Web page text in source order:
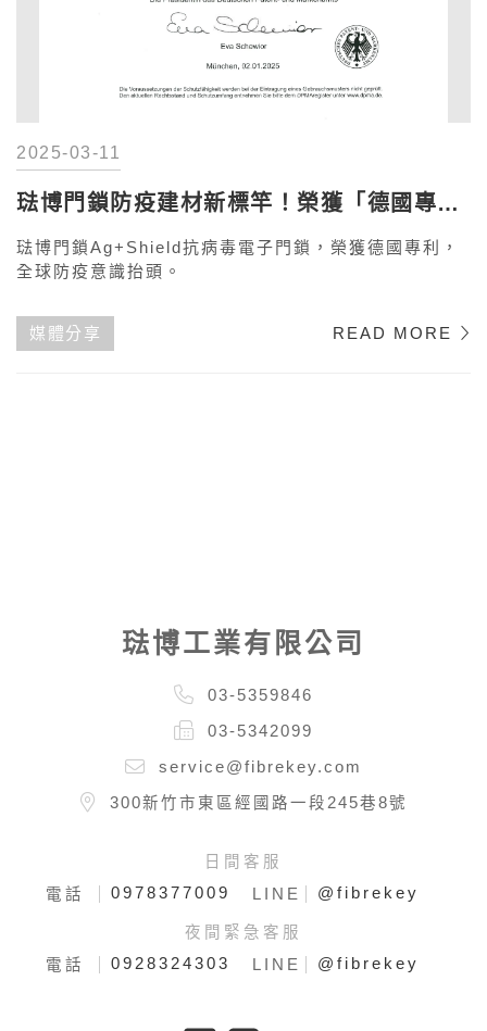
2025-03-11
琺博門鎖防疫建材新標竿！榮獲「德國專
利」
琺博門鎖Ag+Shield抗病毒電子門鎖，榮獲德國專利，
全球防疫意識抬頭。
媒體分享 READ MORE
琺博工業有限公司
03-5359846
03-5342099
service@fibrekey.com
300新竹市東區經國路一段245巷8號
日間客服
電話
0978377009 LINE @fibrekey
夜間緊急客服
電話
0928324303 LINE @fibrekey